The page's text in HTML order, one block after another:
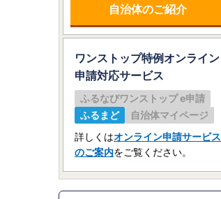
自治体のご紹介
ワンストップ特例オンライン
申請対応サービス
ふるなびワンストップ e申請
ふるまど
自治体マイページ
詳しくはオンライン申請サービス
のご案内をご覧ください。